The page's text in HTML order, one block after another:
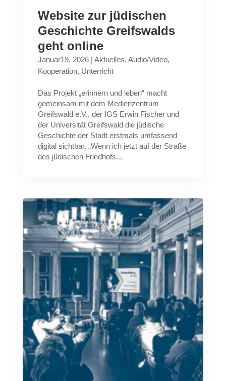
Website zur jüdischen
Geschichte Greifswalds
geht online
Januar19, 2026| Aktuelles, Audio/Video,
Kooperation, Unterricht
Das Projekt „erinnern und leben“ macht
gemeinsam mit dem Medienzentrum
Greifswald e.V., der IGS Erwin Fischer und
der Universität Greifswald die jüdische
Geschichte der Stadt erstmals umfassend
digital sichtbar. „Wenn ich jetzt auf der Straße
des jüdischen Friedhofs...